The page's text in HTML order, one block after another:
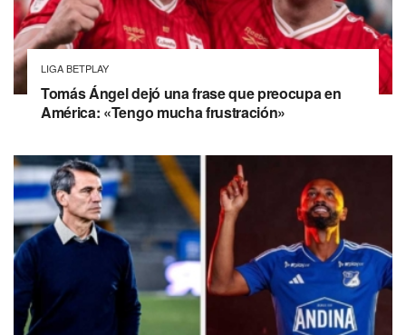
LIGA BETPLAY
Tomás Ángel dejó una frase que preocupa en
América: «Tengo mucha frustración»